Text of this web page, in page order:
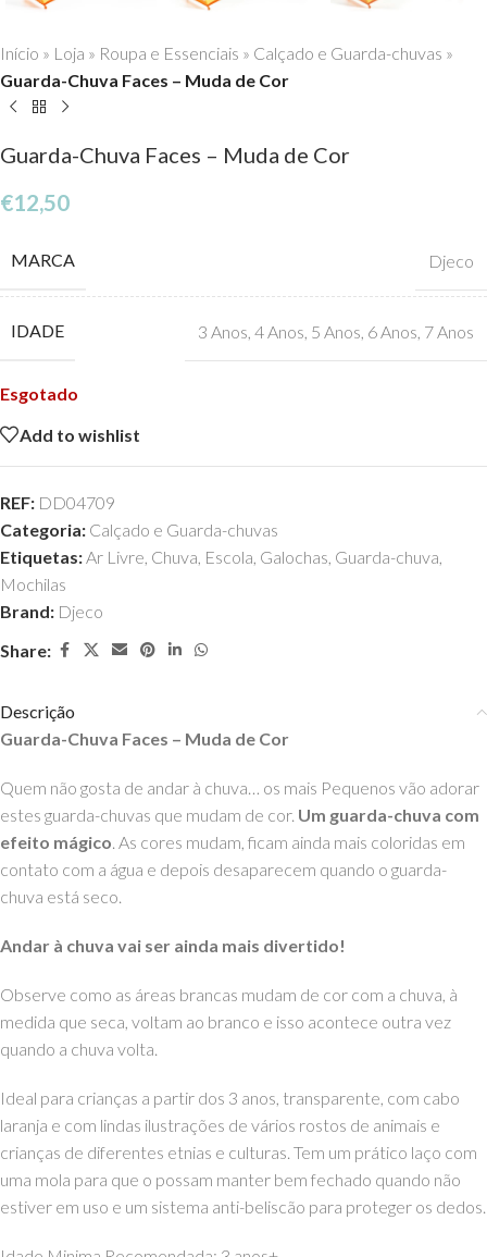
Início » Loja » Roupa e Essenciais » Calçado e Guarda-chuvas »
Guarda-Chuva Faces – Muda de Cor
Guarda-Chuva Faces – Muda de Cor
€12,50
MARCA Djeco
IDADE 3 Anos 4 Anos 5 Anos 6 Anos 7 Anos
Esgotado
Add to wishlist
REF: DD04709
Categoria: Calçado e Guarda-chuvas
Etiquetas:Ar Livre, Chuva, Escola, Galochas, Guarda-chuva,
Mochilas
Brand: Djeco
Share:
Descrição
Guarda-Chuva Faces – Muda de Cor
Quem não gosta de andar à chuva… os mais Pequenos vão adorar
estes guarda-chuvas que mudam de cor. Um guarda-chuva com
efeito mágico. As cores mudam, ficam ainda mais coloridas em
contato com a água e depois desaparecem quando o guarda-
chuva está seco.
Andar à chuva vai ser ainda mais divertido!
Observe como as áreas brancas mudam de cor com a chuva, à
medida que seca, voltam ao branco e isso acontece outra vez
quando a chuva volta.
Ideal para crianças a partir dos 3 anos, transparente, com cabo
laranja e com lindas ilustrações de vários rostos de animais e
crianças de diferentes etnias e culturas. Tem um prático laço com
uma mola para que o possam manter bem fechado quando não
estiver em uso e um sistema anti-beliscão para proteger os dedos.